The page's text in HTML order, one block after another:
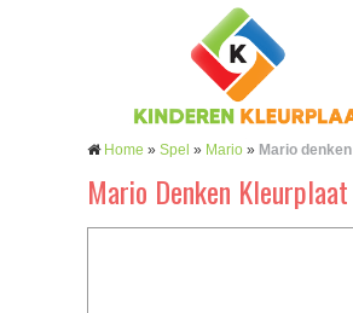
Home » Spel » Mario » Mario denken
Mario Denken Kleurplaat